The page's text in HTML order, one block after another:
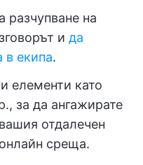
разчупване на
и да
в екипа.
елементи като
за да ангажирате
отдалечен
среща.